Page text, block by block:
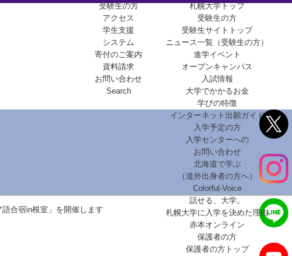
受験生の方
アクセス
学生支援
システム
寄付のご案内
資料請求
お問い合わせ
Search
札幌大学トップ
受験生の方
受験生サイトトップ
ニュース一覧（受験生の方）
進学イベント
オープンキャンパス
入試情報
大学でかかるお金
学びの特徴
インターネット出願ガイド
入学予定の方
入学センターへの
お問い合わせ
北海道で学ぶ
（道外出身者の方へ）
Colorful-Voice
話せる、大学。
札幌大学に入学を決めた理由
赤本オンライン
保護者の方
保護者の方トップ
合宿in根室」を開催します